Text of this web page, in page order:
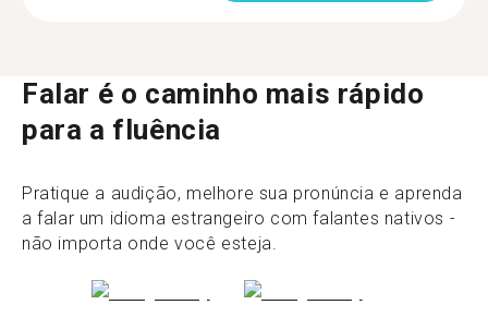
Falar é o caminho mais rápido
para a fluência
Pratique a audição, melhore sua pronúncia e aprenda
a falar um idioma estrangeiro com falantes nativos -
não importa onde você esteja.